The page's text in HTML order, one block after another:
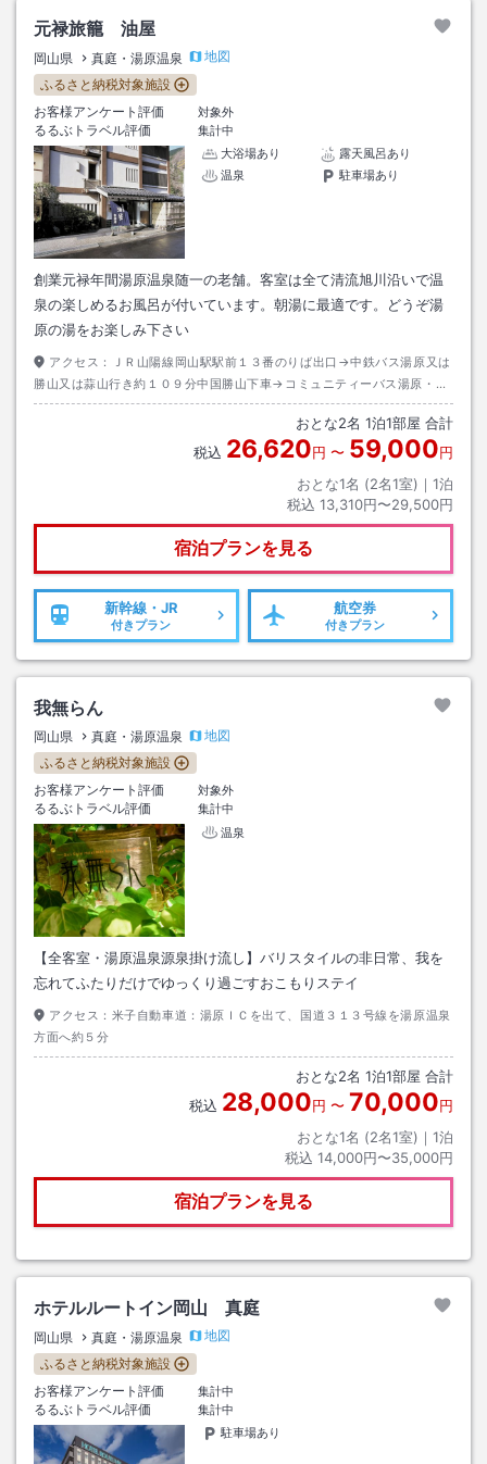
元禄旅籠 油屋
岡山県 真庭・湯原温泉
地図
ふるさと納税対象施設
お客様アンケート評価
対象外
るるぶトラベル評価
集計中
大浴場あり
露天風呂あり
温泉
駐車場あり
創業元禄年間湯原温泉随一の老舗。客室は全て清流旭川沿いで温
泉の楽しめるお風呂が付いています。朝湯に最適です。どうぞ湯
原の湯をお楽しみ下さい
アクセス：
ＪＲ山陽線岡山駅駅前１３番のりば出口→中鉄バス湯原又は
勝山又は蒜山行き約１０９分中国勝山下車→コミュニティーバス湯原・蒜
山高原行き約３４分湯原温泉下車→徒歩約５分
おとな2名 1泊1部屋 合計
税込 26,620円 〜 59,000円
おとな1名 (2名1室)｜ 1泊
税込 13,310円〜29,500円
宿泊プランを見る
新幹線・JR
付きプラン
航空券
付きプラン
我無らん
岡山県 真庭・湯原温泉
地図
ふるさと納税対象施設
お客様アンケート評価
対象外
るるぶトラベル評価
集計中
温泉
【全客室・湯原温泉源泉掛け流し】バリスタイルの非日常、我を
忘れてふたりだけでゆっくり過ごすおこもりステイ
アクセス： 米子自動車道：湯原ＩＣを出て、国道３１３号線を湯原温泉
方面へ約５分
おとな2名 1泊1部屋 合計
税込 28,000円 〜 70,000円
おとな1名 (2名1室)｜ 1泊
税込 14,000円〜35,000円
宿泊プランを見る
ホテルルートイン岡山 真庭
岡山県 真庭・湯原温泉
地図
ふるさと納税対象施設
お客様アンケート評価
集計中
るるぶトラベル評価
集計中
駐車場あり